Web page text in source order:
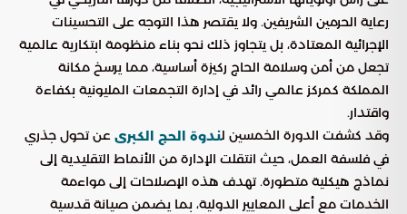
رعاية الحرمين الشريفين. ولا يقتصر هذا التوجه على التحسينات
الإجرائية المعتادة، بل يتجاوز ذلك نحو بناء منظومة ابتكارية عالمية
تجعل من أمن وسلامة الحاج ركيزة أساسية، مما يرسخ مكانة
المملكة كمركز عالمي رائد في إدارة التجمعات المليونية بكفاءة
واقتدار.
وقد كشفت الدورة الخمسين لندوة الحج الكبرى عن تحول جذري
في فلسفة العمل، حيث انتقلت الإدارة من الأنماط التقليدية إلى
نماذج هيكلية متطورة. تهدف هذه الإصلاحات إلى مواءمة
الخدمات مع أعلى المعايير الدولية، بما يضمن صيانة قدسية